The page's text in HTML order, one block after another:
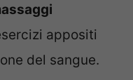
appositi
del sangue.